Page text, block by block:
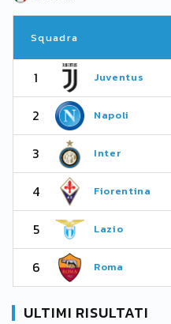
Squadra
1 Juventus
2 Napoli
3 Inter
4 Fiorentina
5 Lazio
6 Roma
ULTIMI RISULTATI